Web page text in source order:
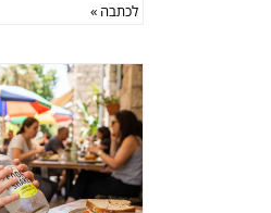
לכתבה »